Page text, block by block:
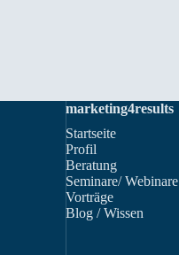
marketing4results
Startseite
Profil
Beratung
Seminare/ Webinare
Vorträge
Blog / Wissen